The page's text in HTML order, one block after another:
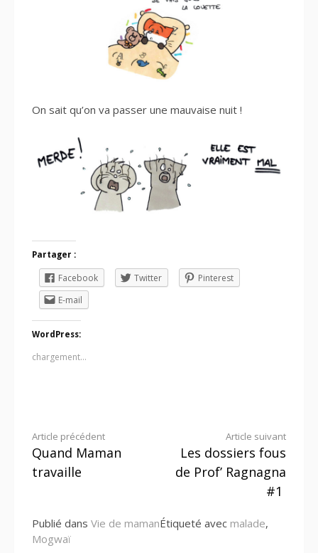
On sait qu’on va passer une mauvaise nuit !
Partager :
Facebook Twitter
Pinterest
E-mail
WordPress:
chargement…
Lire
la
Article précédent
Quand Maman
travaille
Article suivant
Les dossiers fous
de Prof’ Ragnagna
#1
Publié dans Vie de mamanÉtiqueté avec malade,
Mogwaï